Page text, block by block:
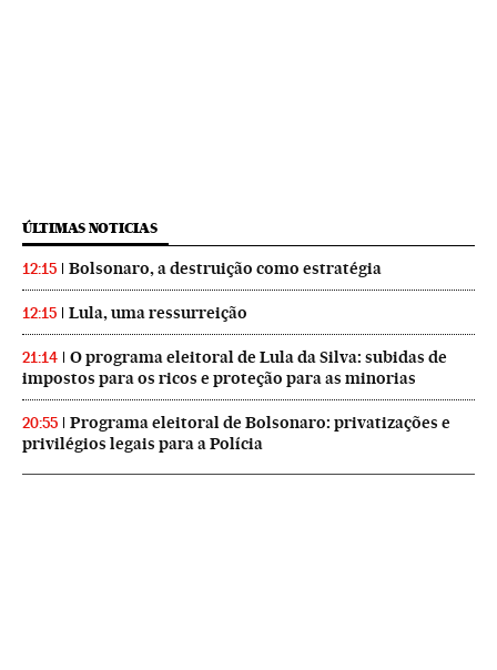
ÚLTIMAS NOTICIAS
12:15 Bolsonaro, a destruição como estratégia
12:15 Lula, uma ressurreição
21:14
O programa eleitoral de Lula da Silva: subidas de
impostos para os ricos e proteção para as minorias
20:55
Programa eleitoral de Bolsonaro: privatizações e
privilégios legais para a Polícia